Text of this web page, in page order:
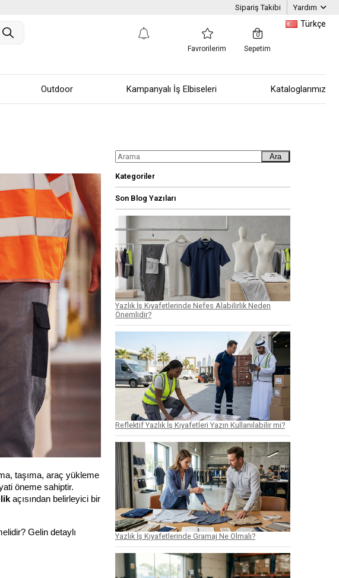
Sipariş Takibi Yardım
Türkçe
Sepetim
0
Favrorilerim
Outdoor Kampanyalı İş Elbiseleri Kataloglarımız
taşıma, araç yükleme
öneme sahiptir.
açısından belirleyici bir
Gelin detaylı
Ara
Kategoriler
Son Blog Yazıları
Yazlık İş Kıyafetlerinde Nefes Alabilirlik Neden
Önemlidir?
Reflektif Yazlık İş Kıyafetleri Yazın Kullanılabilir mi?
Yazlık İş Kıyafetlerinde Gramaj Ne Olmalı?